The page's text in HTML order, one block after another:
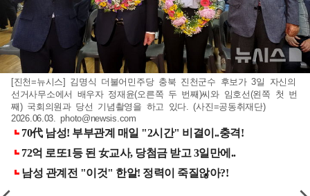
[진천=뉴시스] 김명식 더불어민주당 충북 진천군수 후보가 3일 자신의
선거사무소에서 배우자 정재윤(오른쪽 두 번째)씨와 임호선(왼쪽 첫 번
째) 국회의원과 당선 기념촬영을 하고 있다. (사진=공동취재단)
2026.06.03.photo@newsis.com